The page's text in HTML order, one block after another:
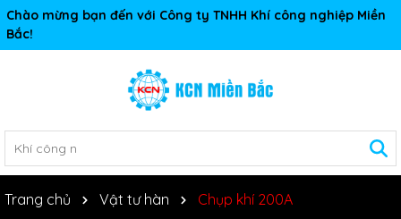
Chào mừng bạn đến với Công ty TNHH Khí công nghiệp Miền
Bắc!
Trang chủ Vật tư hàn Chụp khí 200A